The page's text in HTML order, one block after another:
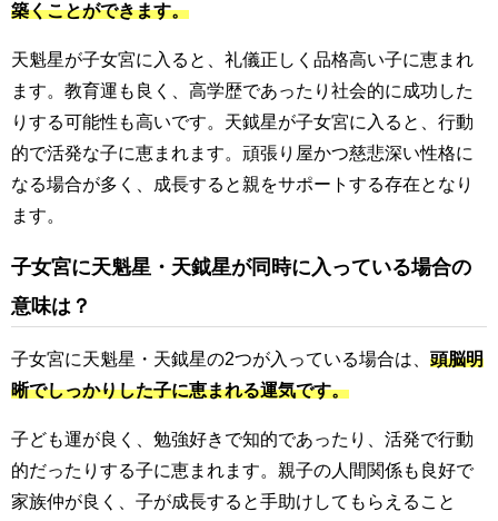
築くことができます。
天魁星が子女宮に入ると、礼儀正しく品格高い子に恵まれ
ます。教育運も良く、高学歴であったり社会的に成功した
りする可能性も高いです。天鉞星が子女宮に入ると、行動
的で活発な子に恵まれます。頑張り屋かつ慈悲深い性格に
なる場合が多く、成長すると親をサポートする存在となり
ます。
子女宮に天魁星・天鉞星が同時に入っている場合の
意味は？
子女宮に天魁星・天鉞星の2つが入っている場合は、 頭脳明
晰でしっかりした子に恵まれる運気です。
子ども運が良く、勉強好きで知的であったり、活発で行動
的だったりする子に恵まれます。親子の人間関係も良好で
家族仲が良く、子が成長すると手助けしてもらえること